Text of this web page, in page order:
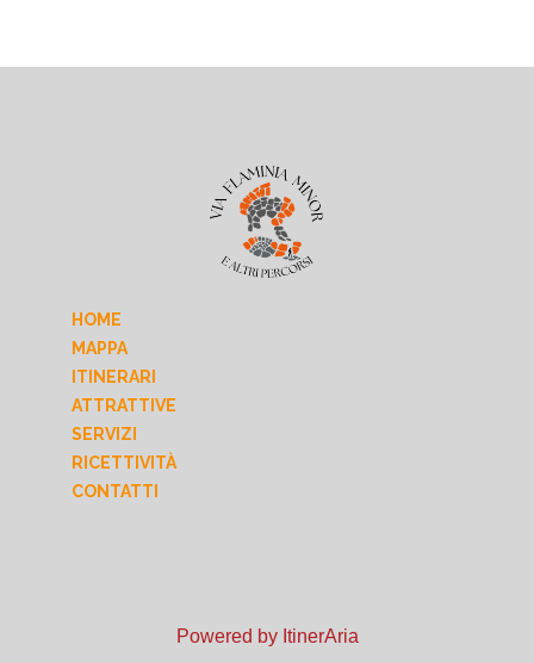
HOME
MAPPA
ITINERARI
ATTRATTIVE
SERVIZI
RICETTIVITÀ
CONTATTI
Powered by ItinerAria